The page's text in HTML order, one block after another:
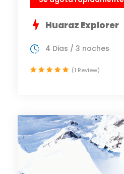
Huaraz Explorer
4 Dias / 3 noches
(1 Review)